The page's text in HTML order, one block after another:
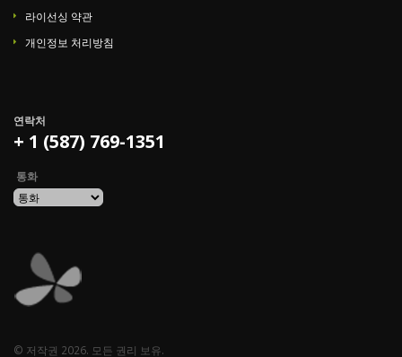
라이선싱 약관
개인정보 처리방침
연락처
+ 1 (587) 769-1351
통화
© 저작권 2026. 모든 권리 보유.